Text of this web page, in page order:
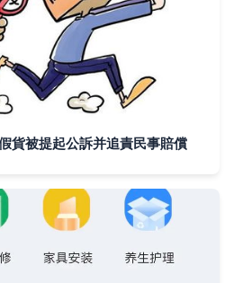
貨被提起公訴并追責民事賠償